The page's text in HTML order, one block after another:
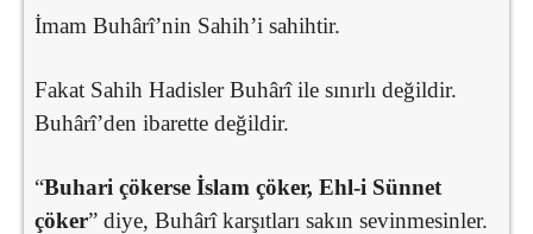
İmam Buhârî’nin Sahih’i sahihtir.
Fakat Sahih Hadisler Buhârî ile sınırlı değildir.
Buhârî’den ibarette değildir.
“Buhari çökerse İslam çöker, Ehl-i Sünnet
çöker” diye, Buhârî karşıtları sakın sevinmesinler.